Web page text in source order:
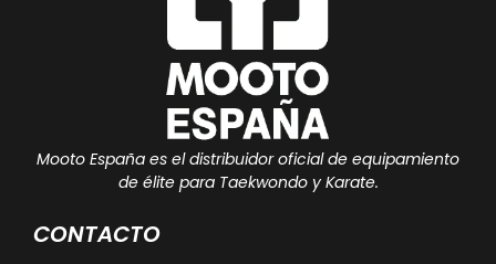
Mooto España es el distribuidor oficial de equipamiento
de élite para Taekwondo y Karate.
CONTACTO